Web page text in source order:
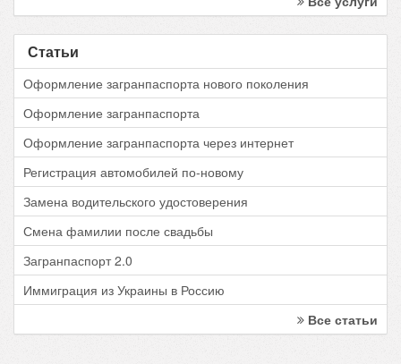
Статьи
Оформление загранпаспорта нового поколения
Оформление загранпаспорта
Оформление загранпаспорта через интернет
Регистрация автомобилей по-новому
Замена водительского удостоверения
Смена фамилии после свадьбы
Загранпаспорт 2.0
Иммиграция из Украины в Россию
Все статьи